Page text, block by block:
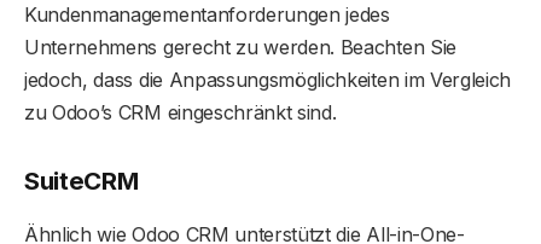
Kundenmanagementanforderungen jedes
Unternehmens gerecht zu werden. Beachten Sie
jedoch, dass die Anpassungsmöglichkeiten im Vergleich
zu Odoo’s CRM eingeschränkt sind.
SuiteCRM
Ähnlich wie Odoo CRM unterstützt die All-in-One-